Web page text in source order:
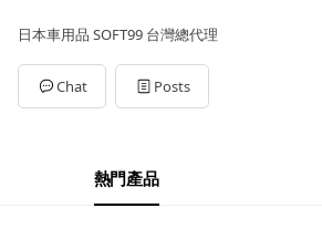
日本車用品 SOFT99 台灣總代理
Chat Posts
熱門產品